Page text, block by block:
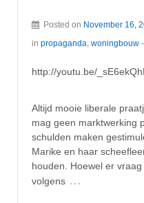
Posted on November 16,
in propaganda woningbouw
http://youtu.be/
Altijd mooie liberale
mag geen marktwerking
schulden maken
Marike en haar
houden. Hoewel er
volgens …